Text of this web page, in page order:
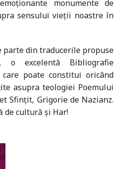
monumente de
sensului vieții noastre în
parte din traducerile propuse
o excelentă Bibliografie
poate constitui oricând
asupra teologiei Poemului
Sfințit, Grigorie de Nazianz.
de cultură și Har!